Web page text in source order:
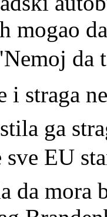
mogao
da
i straga
ga
sve EU
da mora